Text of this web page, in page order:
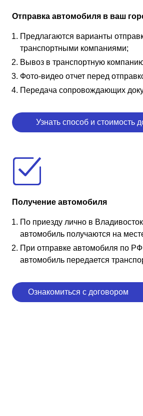
Отправка автомобиля в ваш
Предлагаются варианты
транспортными компаниями;
Вывоз в транспортную
Фото-видео отчет перед
Передача сопровождающих
Узнать способ и стоимость
Получение автомобиля
По приезду лично в
автомобиль получаются на
При отправке автомобиля по
автомобиль передается
Ознакомиться с договором